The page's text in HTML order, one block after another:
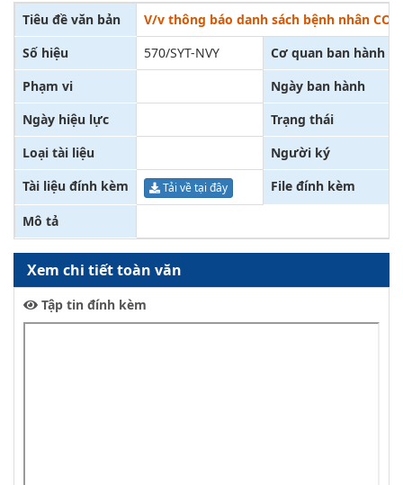
Tiêu đề văn bản
V/v thông báo danh sách bệnh nhân
Số hiệu
570/SYT-NVY
Cơ quan ban hành
Phạm vi
Ngày ban hành
Ngày hiệu lực
Trạng thái
Loại tài liệu
Người ký
Tài liệu đính kèm
Tải về tại đây File đính kèm
Mô tả
Xem chi tiết toàn văn
Tập tin đính kèm